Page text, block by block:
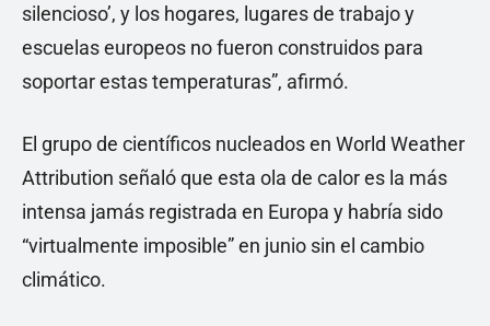
silencioso’, y los hogares, lugares de trabajo y
escuelas europeos no fueron construidos para
soportar estas temperaturas”, afirmó.
El grupo de científicos nucleados en World Weather
Attribution señaló que esta ola de calor es la más
intensa jamás registrada en Europa y habría sido
“virtualmente imposible” en junio sin el cambio
climático.